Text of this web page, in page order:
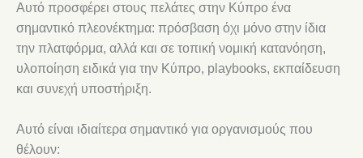
Αυτό προσφέρει στους πελάτες στην Κύπρο ένα
σημαντικό πλεονέκτημα: πρόσβαση όχι μόνο στην ίδια
την πλατφόρμα, αλλά και σε τοπική νομική κατανόηση,
υλοποίηση ειδικά για την Κύπρο, playbooks, εκπαίδευση
και συνεχή υποστήριξη.
Αυτό είναι ιδιαίτερα σημαντικό για οργανισμούς που
θέλουν: